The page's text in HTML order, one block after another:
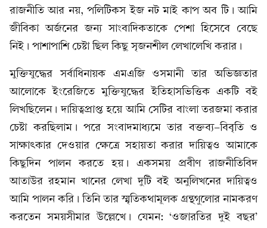
রাজনীতি আর নয়, পলিটিকস ইজ নট মাই কাপ অব টি। আমি
জীবিকা অর্জনের জন্য সাংবাদিকতাকে পেশা হিসেবে বেছে
নিই। পাশাপাশি চেষ্টা ছিল কিছু সৃজনশীল লেখালেখি করার।
মুক্তিযুদ্ধের সর্বাধিনায়ক এমএজি ওসমানী তার অভিজ্ঞতার
আলোকে ইংরেজিতে মুক্তিযুদ্ধের ইতিহাসভিত্তিক একটি বই
লিখছিলেন। দায়িত্বপ্রাপ্ত হয়ে আমি সেটির বাংলা তরজমা করার
চেষ্টা করছিলাম। পরে সংবাদমাধ্যমে তার বক্তব্য-বিবৃতি ও
সাক্ষাৎকার দেওয়ার ক্ষেত্রে সহায়তা করার দায়িত্বও আমাকে
কিছুদিন পালন করতে হয়। একসময় প্রবীণ রাজনীতিবিদ
আতাউর রহমান খানের লেখা দুটি বই অনুলিখনের দায়িত্বও
আমি পালন করি। তিনি তার স্মৃতিকথামূলক গ্রন্থগুলোর নামকরণ
করতেন সময়সীমার উল্লেখে। যেমন: ‘ওজারতির দুই বছর’